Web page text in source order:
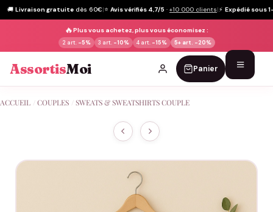
🚚 Livraison gratuite dès 60€|⭐ Avis vérifiés 4,7/5 · +10 000 clients|⚡ Expédié sous
🔥Plus vous achetez, plus vous économisez :
2 art. -5% 3 art. -10% 4 art. -15% 5+ art. -20%
AssortisMoi Panier
au
ACCUEIL COUPLES SWEATS & SWEATSHIRTS COUPLE